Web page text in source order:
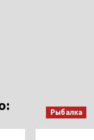
Рыбалка